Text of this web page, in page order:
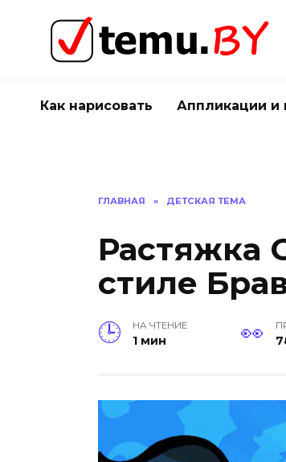
содержанию
Как нарисовать Аппликации и
ГЛАВНАЯ » ДЕТСКАЯ ТЕМА
Растяжка
стиле
НА ЧТЕНИЕ
1 мин